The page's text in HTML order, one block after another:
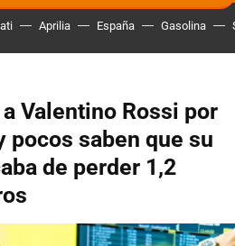
Aprilia España Gasolina
Valentino Rossi por
pocos saben que su
de perder 1,2